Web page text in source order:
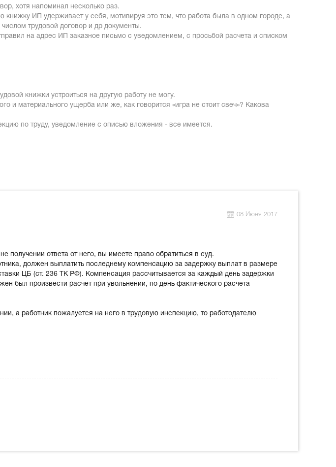
хотя напоминал несколько раз.
ИП удерживает у себя, мотивируя это тем, что работа была в одном городе, а
трудовой договор и др документы.
на адрес ИП заказное письмо с уведомлением, с просьбой расчета и списком
книжки устроиться на другую работу не могу.
материального ущерба или же, как говорится «игра не стоит свеч»? Какова
по труду, уведомление с описью вложения - все имеется.
08 Июня 2017
получении ответа от него, вы имеете право обратиться в суд.
должен выплатить последнему компенсацию за задержку выплат в размере
ЦБ (ст. 236 ТК РФ). Компенсация рассчитывается за каждый день задержки
был произвести расчет при увольнении, по день фактического расчета
а работник пожалуется на него в трудовую инспекцию, то работодателю